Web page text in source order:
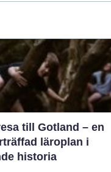
till Gotland – en
läroplan i
historia